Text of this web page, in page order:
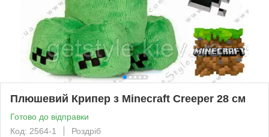
Плюшевий Крипер з Minecraft Creeper 28 см
Готово до відправки
Код: 2564-1
Роздріб